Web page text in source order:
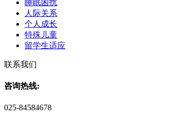
睡眠困扰
人际关系
个人成长
特殊儿童
留学生适应
联系我们
咨询热线:
025-84584678